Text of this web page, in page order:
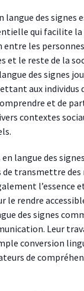
langue des signes
qui facilite la
les
et le reste de la
des signes
aux individus
et de
contextes
langue des
transmettre des
l’essence
le rendre
des signes
Leur
conversion
de